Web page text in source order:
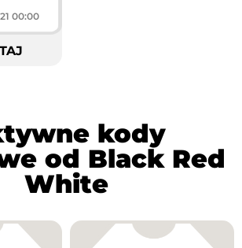
00:00
kody
od Black Red
White